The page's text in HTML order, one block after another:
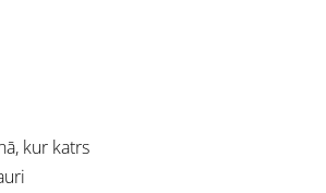
kur katrs